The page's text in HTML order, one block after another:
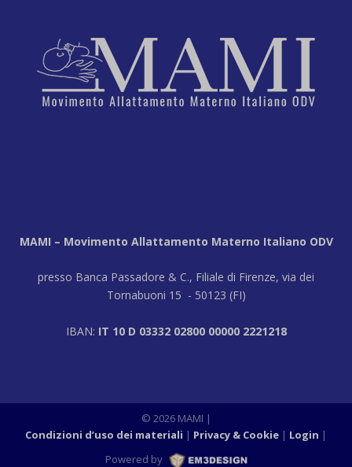
MAMI – Movimento Allattamento Materno Italiano ODV
presso Banca Passadore & C., Filiale di Firenze, via dei
Tornabuoni 15 - 50123 (FI)
IBAN: IT 10 D 03332 02800 00000 2221218
© 2026 MAMI |
Condizioni d’uso dei materiali
Privacy & Cookie Login |
Powered by